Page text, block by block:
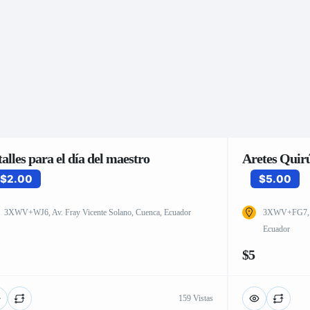
para el día del maestro
$2.00
3XWV+WJ6, Av. Fray Vicente Solano, Cuenca, Ecuador
159 Vistas
Aretes
$5.00
3XWV+FG7,
Ecuador
$5